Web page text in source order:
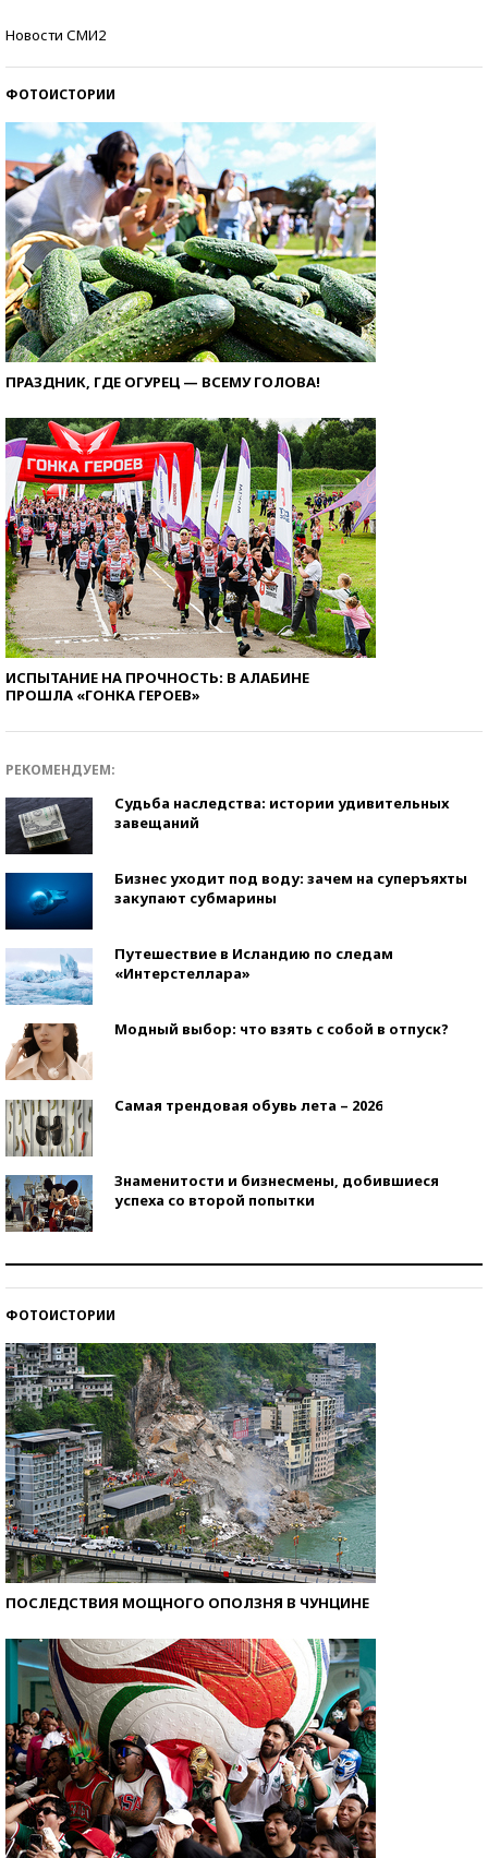
Новости СМИ2
ФОТОИСТОРИИ
ПРАЗДНИК, ГДЕ ОГУРЕЦ — ВСЕМУ ГОЛОВА!
ИСПЫТАНИЕ НА ПРОЧНОСТЬ: В АЛАБИНЕ
ПРОШЛА «ГОНКА ГЕРОЕВ»
РЕКОМЕНДУЕМ:
Судьба наследства: истории удивительных
завещаний
Бизнес уходит под воду: зачем на суперъяхты
закупают субмарины
Путешествие в Исландию по следам
«Интерстеллара»
Модный выбор: что взять с собой в отпуск?
Самая трендовая обувь лета – 2026
Знаменитости и бизнесмены, добившиеся
успеха со второй попытки
ФОТОИСТОРИИ
ПОСЛЕДСТВИЯ МОЩНОГО ОПОЛЗНЯ В ЧУНЦИНЕ